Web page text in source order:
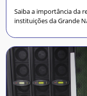
Saiba a importância da
instituições da Grande